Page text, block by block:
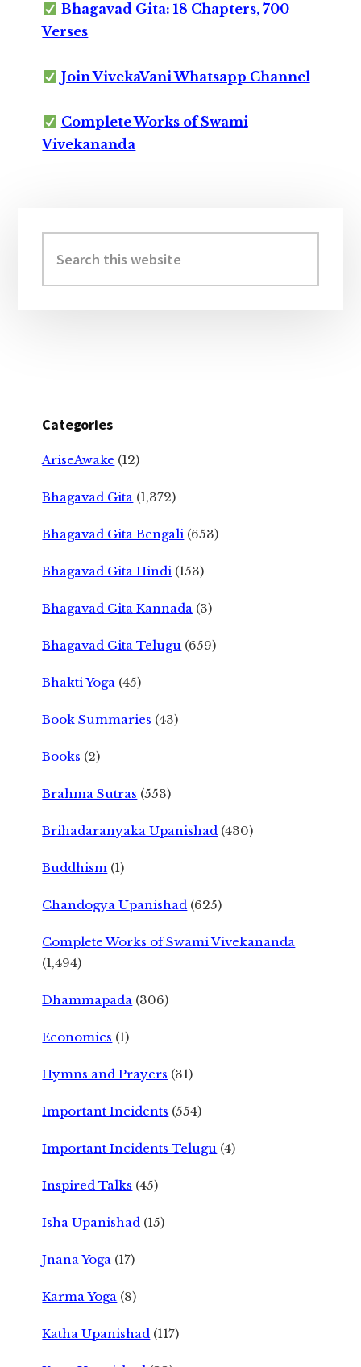
Bhagavad Gita: 18 Chapters, 700
Verses
Join VivekaVani Whatsapp Channel
Complete Works of Swami
Vivekananda
Sidebar
this
website
Categories
AriseAwake (12)
Bhagavad Gita (1,372)
Bhagavad Gita Bengali (653)
Bhagavad Gita Hindi (153)
Bhagavad Gita Kannada (3)
Bhagavad Gita Telugu (659)
Bhakti Yoga (45)
Book Summaries (43)
Books (2)
Brahma Sutras (553)
Brihadaranyaka Upanishad (430)
Buddhism (1)
Chandogya Upanishad (625)
Complete Works of Swami Vivekananda
(1,494)
Dhammapada (306)
Economics (1)
Hymns and Prayers (31)
Important Incidents (554)
Important Incidents Telugu (4)
Inspired Talks (45)
Isha Upanishad (15)
Jnana Yoga (17)
Karma Yoga (8)
Katha Upanishad (117)